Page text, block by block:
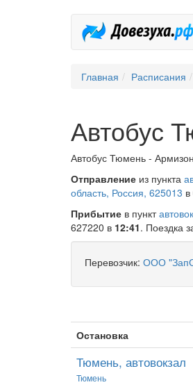
Главная Расписания
Автобус
Автобус Тюмень -
Отправление из пункта
область, Россия, 625013 в
Прибытие в пункт
627220 в 12:41. Поездка
Перевозчик: ООО
Остановка
Тюмень, автовокзал
Тюмень